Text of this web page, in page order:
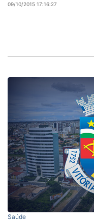
09/10/2015 17:16:27
Saúde